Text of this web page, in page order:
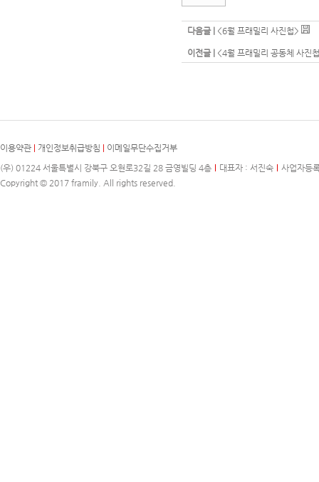
다음글 | <6월 프래밀리 사진첩>
이전글 | <4월 프래밀리 공동체 사진
이용약관 개인정보취급방침
이메일무단수집거부
(우) 01224 서울특별시 강북구 오현로32길 28 금영빌딩 4층
대표자 : 서진숙
사업자등
Copyright © 2017 framily. All rights reserved.